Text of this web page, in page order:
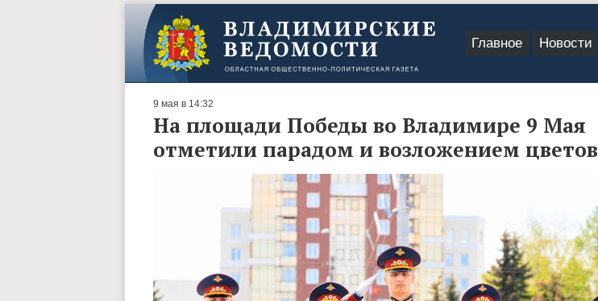
Главное Новости
9 мая в 14:32
На площади Победы во Владимире 9 Мая
отметили парадом и возложением цветов